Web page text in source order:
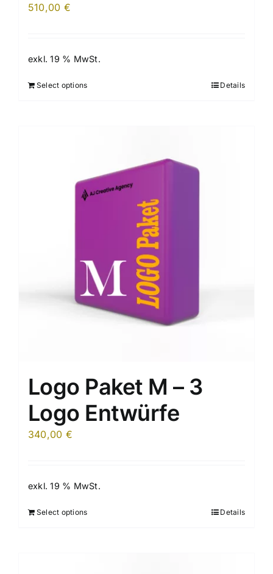
510,00 €
exkl. 19 % MwSt.
Select options Details
Logo Paket M – 3
Logo Entwürfe
340,00 €
exkl. 19 % MwSt.
Select options Details